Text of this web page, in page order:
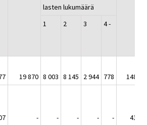
lasten lukumäärä
1
2 3 4 -
19 870 8 003 8 145 2 944 778
148
- - - - -
41